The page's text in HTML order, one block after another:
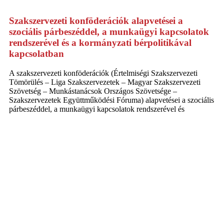
Szakszervezeti konföderációk alapvetései a
szociális párbeszéddel, a munkaügyi kapcsolatok
rendszerével és a kormányzati bérpolitikával
kapcsolatban
A szakszervezeti konföderációk (Értelmiségi Szakszervezeti
Tömörülés – Liga Szakszervezetek – Magyar Szakszervezeti
Szövetség – Munkástanácsok Országos Szövetsége –
Szakszervezetek Együttműködési Fóruma) alapvetései a szociális
párbeszéddel, a munkaügyi kapcsolatok rendszerével és